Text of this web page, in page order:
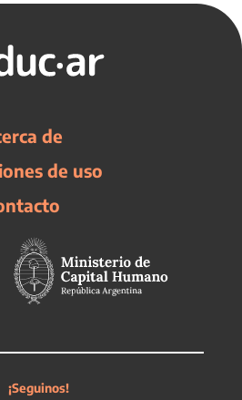
de
de uso
¡Seguinos!